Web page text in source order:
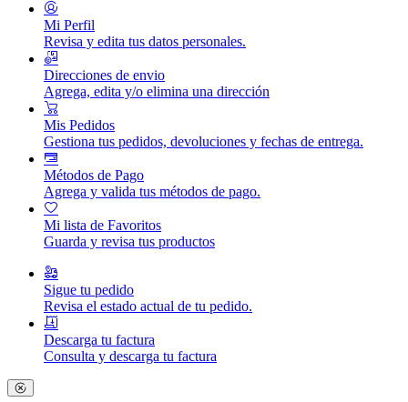
Mi Perfil
Revisa y edita tus datos personales.
Direcciones de envio
Agrega, edita y/o elimina una dirección
Mis Pedidos
Gestiona tus pedidos, devoluciones y fechas de entrega.
Métodos de Pago
Agrega y valida tus métodos de pago.
Mi lista de Favoritos
Guarda y revisa tus productos
Sigue tu pedido
Revisa el estado actual de tu pedido.
Descarga tu factura
Consulta y descarga tu factura